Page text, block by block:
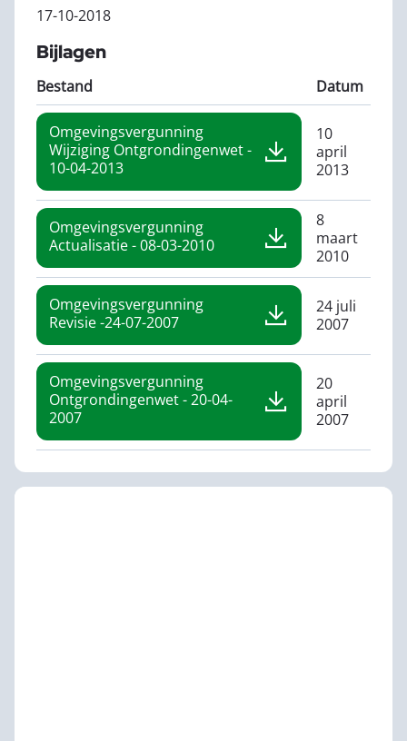
17-10-2018
Bijlagen
Bestand Datum
Omgevingsvergunning
Wijziging Ontgrondingenwet -
10-04-2013
10
april
2013
Omgevingsvergunning
Actualisatie - 08-03-2010
8
maart
2010
Omgevingsvergunning
Revisie -24-07-2007
24 juli
2007
Omgevingsvergunning
Ontgrondingenwet - 20-04-
2007
20
april
2007